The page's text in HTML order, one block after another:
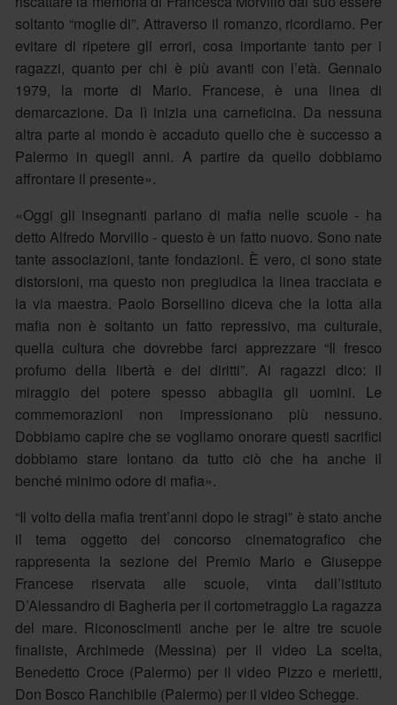
soltanto “moglie di”. Attraverso il romanzo, ricordiamo. Per
evitare di ripetere gli errori, cosa importante tanto per i
ragazzi, quanto per chi è più avanti con l’età. Gennaio
1979, la morte di Mario. Francese, è una linea di
demarcazione. Da lì inizia una carneficina. Da nessuna
altra parte al mondo è accaduto quello che è successo a
Palermo in quegli anni. A partire da quello dobbiamo
affrontare il presente».
«Oggi gli insegnanti parlano di mafia nelle scuole - ha
detto Alfredo Morvillo - questo è un fatto nuovo. Sono nate
tante associazioni, tante fondazioni. È vero, ci sono state
distorsioni, ma questo non pregiudica la linea tracciata e
la via maestra. Paolo Borsellino diceva che la lotta alla
mafia non è soltanto un fatto repressivo, ma culturale,
quella cultura che dovrebbe farci apprezzare “Il fresco
profumo della libertà e dei diritti”. Ai ragazzi dico: il
miraggio del potere spesso abbaglia gli uomini. Le
commemorazioni non impressionano più nessuno.
Dobbiamo capire che se vogliamo onorare questi sacrifici
dobbiamo stare lontano da tutto ciò che ha anche il
benché minimo odore di mafia».
“Il volto della mafia trent’anni dopo le stragi” è stato anche
il tema oggetto del concorso cinematografico che
rappresenta la sezione del Premio Mario e Giuseppe
Francese riservata alle scuole, vinta dall’istituto
D’Alessandro di Bagheria per il cortometraggio La ragazza
del mare. Riconoscimenti anche per le altre tre scuole
finaliste, Archimede (Messina) per il video La scelta,
Benedetto Croce (Palermo) per il video Pizzo e merletti,
Don Bosco Ranchibile (Palermo) per il video Schegge.